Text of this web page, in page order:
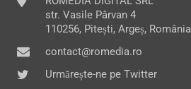
str. Vasile Pârvan 4
110256, Pitești, Argeș, România
contact@romedia.ro
Urmărește-ne pe Twitter